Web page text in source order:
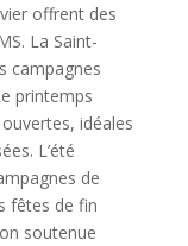
offrent des
La Saint-
campagnes
printemps
idéales
L’été
de
fêtes de fin
soutenue